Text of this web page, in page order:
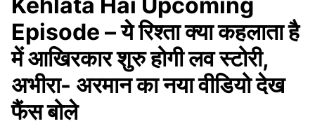
Episode – ये रिश्ता क्या कहलाता है
में आखिरकार शुरु होगी लव स्टोरी,
अभीरा- अरमान का नया वीडियो देख
फैंस बोले